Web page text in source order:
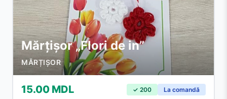
Mărțișor „Flori de in”
MĂRȚIȘOR
15.00 MDL ✓ 200 La comandă